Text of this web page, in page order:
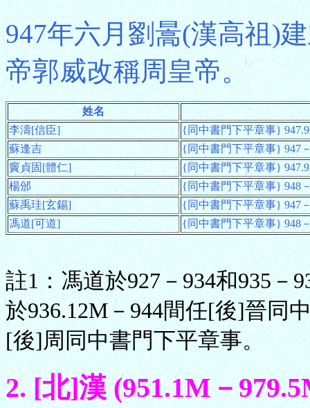
947年六月劉暠(漢高祖)
帝郭威改稱周皇帝。
姓名
李濤[信臣]
{同中書門下平章事}
蘇逢吉
{同中書門下平章事} 947
竇貞固[體仁]
{同中書門下平章事}
楊邠
{同中書門下平章事} 948
蘇禹珪[玄錫]
{同中書門下平章事} 947
馮道[可道]
{同中書門下平章事} 948
註1：馮道於927－934和935
於936.12M－944間任[後]晉同
[後]周同中書門下平章事。
2. [北]漢 (951.1M－